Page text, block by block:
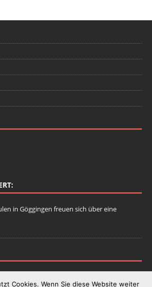
in Göggingen freuen sich über eine
Cookies. Wenn Sie diese Website weiter